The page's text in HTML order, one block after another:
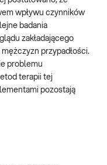
wpływu czynników
badania
zakładającego
przypadłości.
problemu
terapii tej
pozostają